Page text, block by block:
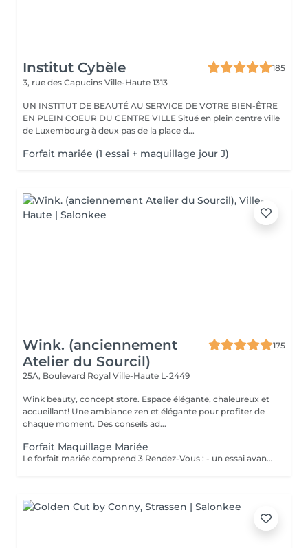
Institut Cybèle
185
3, rue des Capucins Ville-Haute 1313
UN INSTITUT DE BEAUTÉ AU SERVICE DE VOTRE BIEN-ÊTRE
EN PLEIN COEUR DU CENTRE VILLE Situé en plein centre ville
de Luxembourg à deux pas de la place d...
Forfait mariée (1 essai + maquillage jour J)
Wink. (anciennement
Atelier du Sourcil)
175
25A, Boulevard Royal Ville-Haute L-2449
Wink beauty, concept store. Espace élégante, chaleureux et
accueillant! Une ambiance zen et élégante pour profiter de
chaque moment. Des conseils ad...
Forfait Maquillage Mariée
Le forfait mariée comprend 3 Rendez-Vous : - un essai avant la prestation du jour J ( Afin de déterminer vos besoins, vos envies, la thématique de cette journée ) - une épilation des sourcils ( Pour ouvrir, & sublimer le regard ) - Maquillage Jour J ( Réalisation du maquillage décidé lors du rendez-vous test )